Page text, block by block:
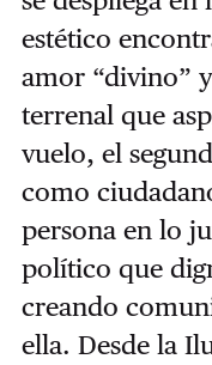
estético
amor “divino”
terrenal que
vuelo, el
como
persona en lo
político que
creando
ella. Desde la